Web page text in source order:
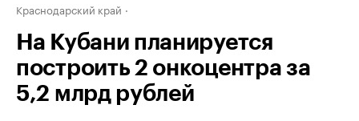
Краснодарский край
На Кубани планируется
построить 2 онкоцентра за
5,2 млрд рублей